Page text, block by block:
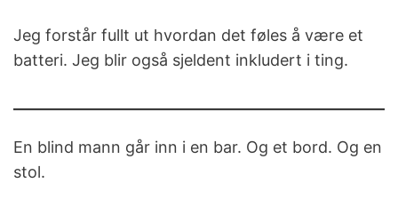
Jeg forstår fullt ut hvordan det føles å være et
batteri. Jeg blir også sjeldent inkludert i ting.
En blind mann går inn i en bar. Og et bord. Og en
stol.